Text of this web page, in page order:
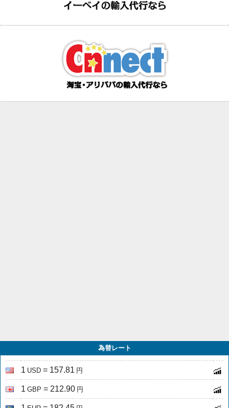
為替レート
1 USD = 157.81 円
1 GBP = 212.90 円